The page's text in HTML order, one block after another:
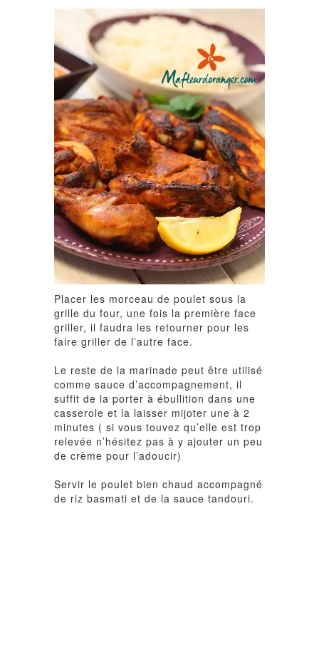
Placer les morceau de poulet sous la
grille du four, une fois la première face
griller, il faudra les retourner pour les
faire griller de l’autre face.
Le reste de la marinade peut être utilisé
comme sauce d’accompagnement, il
suffit de la porter à ébullition dans une
casserole et la laisser mijoter une à 2
minutes ( si vous touvez qu’elle est trop
relevée n’hésitez pas à y ajouter un peu
de crème pour l’adoucir)
Servir le poulet bien chaud accompagné
de riz basmati et de la sauce tandouri.